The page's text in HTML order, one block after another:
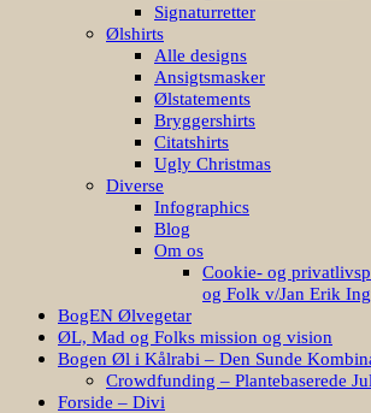
Signaturretter
Ølshirts
Alle designs
Ansigtsmasker
Ølstatements
Bryggershirts
Citatshirts
Ugly Christmas
Diverse
Infographics
Blog
Om os
Cookie- og
og Folk v/Jan Erik
BogEN Ølvegetar
ØL, Mad og Folks mission og vision
Bogen Øl i Kålrabi – Den Sunde
Crowdfunding – Plantebaserede
Forside – Divi